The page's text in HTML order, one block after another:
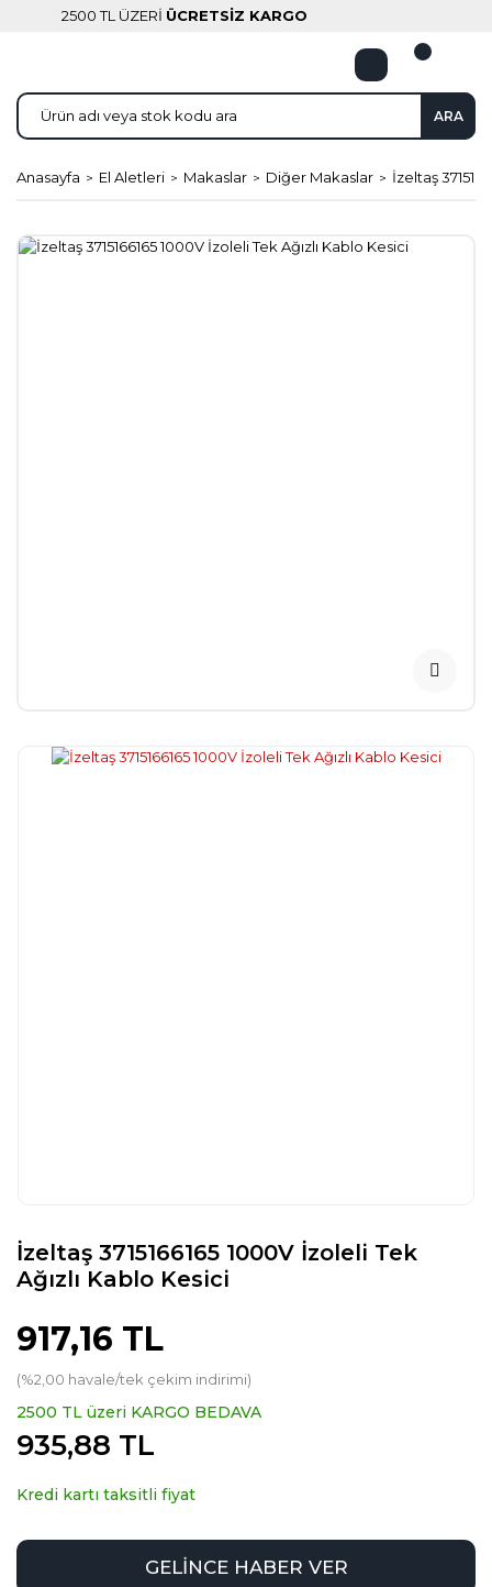
2500 TL ÜZERİ ÜCRETSİZ KARGO
ARA
Anasayfa El Aletleri Makaslar Diğer Makaslar İzeltaş
İzeltaş 3715166165 1000V İzoleli Tek
Ağızlı Kablo Kesici
917,16 TL
(%2,00 havale/tek çekim indirimi)
2500 TL üzeri KARGO BEDAVA
935,88 TL
Kredi kartı taksitli fiyat
GELİNCE HABER VER